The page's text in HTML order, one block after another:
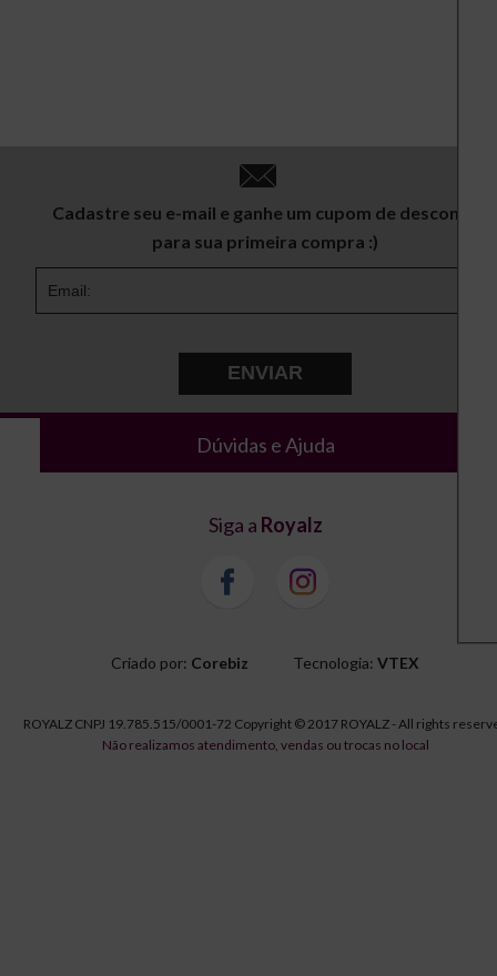
Cadastre seu e-mail e ganhe um cupom de desconto
para sua primeira compra :)
ENVIAR
Dúvidas e Ajuda
Siga a Royalz
Criado por: Corebiz Tecnologia: VTEX
ROYALZ CNPJ 19.785.515/0001-72 Copyright © 2017 ROYALZ - All rights
Não realizamos atendimento, vendas ou trocas no local